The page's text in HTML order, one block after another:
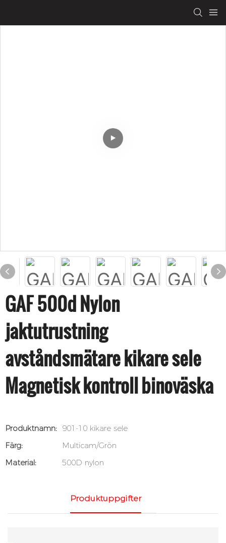
GAF 500d Nylon
jaktutrustning
avståndsmätare kikare sele
Magnetisk kontroll binoväska
Produktnamn: 901-10 kikare sele
Färg:
Multicam/Grön
Material:
500D nylon
Produktuppgifter